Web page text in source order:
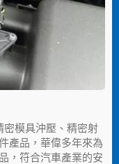
密模具沖壓、精密射
產品，華偉多年來為
，符合汽車產業的安